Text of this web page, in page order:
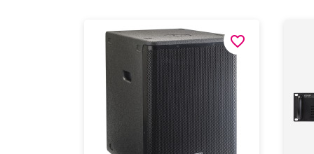
favorite_border